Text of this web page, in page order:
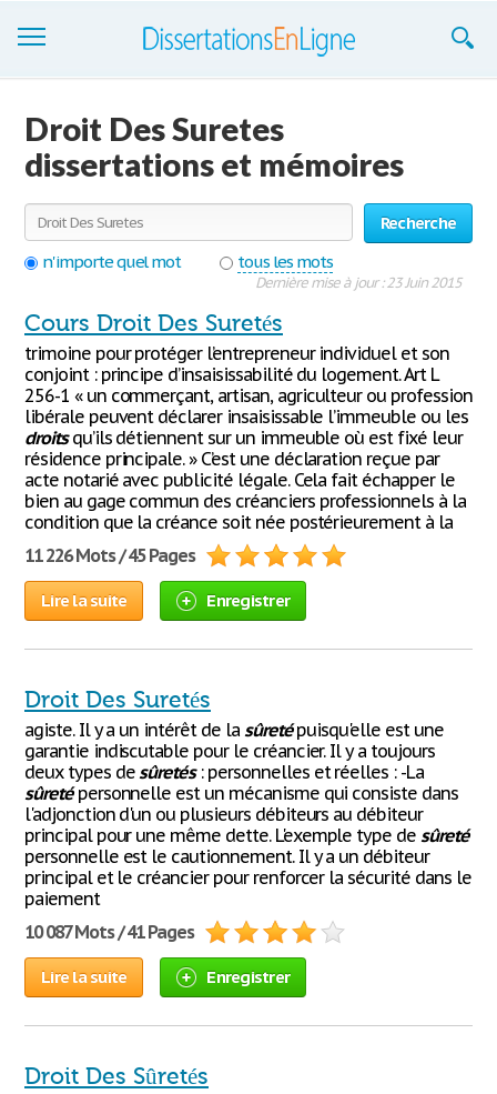
S'inscrire
Se connecter
Contactez-nous
Droit Des Suretes
dissertations et mémoires
Recherche
n'importe quel mot
tous les mots
Dernière mise à jour : 23 Juin 2015
Cours Droit Des Suretés
trimoine pour protéger l’entrepreneur individuel et son
conjoint : principe d’insaisissabilité du logement. Art L
256-1 « un commerçant, artisan, agriculteur ou profession
libérale peuvent déclarer insaisissable l’immeuble ou les
droitsqu’ils détiennent sur un immeuble où est fixé leur
résidence principale. » C’est une déclaration reçue par
acte notarié avec publicité légale. Cela fait échapper le
bien au gage commun des créanciers professionnels à la
condition que la créance soit née postérieurement à la
11 226 Mots / 45 Pages
Lire la suite Enregistrer
Droit Des Suretés
agiste. Il y a un intérêt de la sûretépuisqu'elle est une
garantie indiscutable pour le créancier. Il y a toujours
deux types desûretés: personnelles et réelles : -La
sûretépersonnelle est un mécanisme qui consiste dans
l'adjonction d'un ou plusieurs débiteurs au débiteur
principal pour une même dette. L'exemple type desûreté
personnelle est le cautionnement. Il y a un débiteur
principal et le créancier pour renforcer la sécurité dans le
paiement
10 087 Mots / 41 Pages
Lire la suite Enregistrer
Droit Des Sûretés